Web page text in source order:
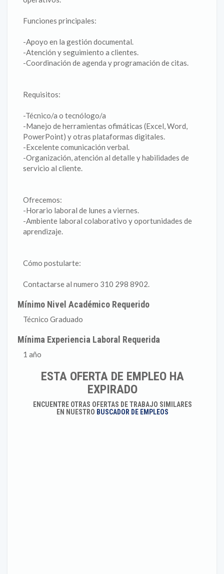
Funciones principales:
-Apoyo en la gestión documental.
-Atención y seguimiento a clientes.
-Coordinación de agenda y programación de citas.
Requisitos:
-Técnico/a o tecnólogo/a
-Manejo de herramientas ofimáticas (Excel, Word,
PowerPoint) y otras plataformas digitales.
-Excelente comunicación verbal.
-Organización, atención al detalle y habilidades de
servicio al cliente.
Ofrecemos:
-Horario laboral de lunes a viernes.
-Ambiente laboral colaborativo y oportunidades de
aprendizaje.
Cómo postularte:
Contactarse al numero 310 298 8902.
Mínimo Nivel Académico Requerido
Técnico Graduado
Mínima Experiencia Laboral Requerida
1 año
ESTA OFERTA DE EMPLEO HA
EXPIRADO
ENCUENTRE OTRAS OFERTAS DE TRABAJO SIMILARES
EN NUESTRO BUSCADOR DE EMPLEOS